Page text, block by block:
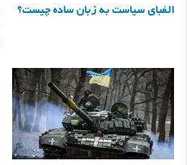
الفبای سیاست به زبان ساده چیست؟